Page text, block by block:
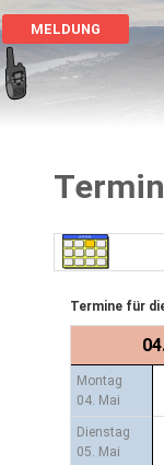
MELDUNG
Termine für
Montag
04. Mai
Dienstag
05. Mai